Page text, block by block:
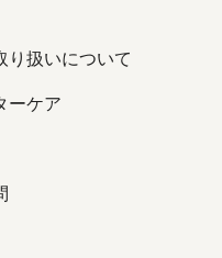
り扱いについて
ーケア